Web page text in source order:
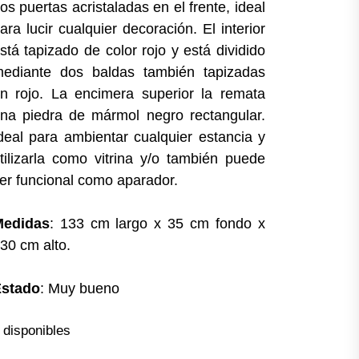
puertas acristaladas en el frente, ideal
lucir cualquier decoración. El interior
tapizado de color rojo y está dividido
dos baldas también tapizadas
rojo. La encimera superior la remata
piedra de mármol negro rectangular.
para ambientar cualquier estancia y
como vitrina y/o también puede
funcional como aparador.
: 133 cm largo x 35 cm fondo x
cm alto.
: Muy bueno
disponibles